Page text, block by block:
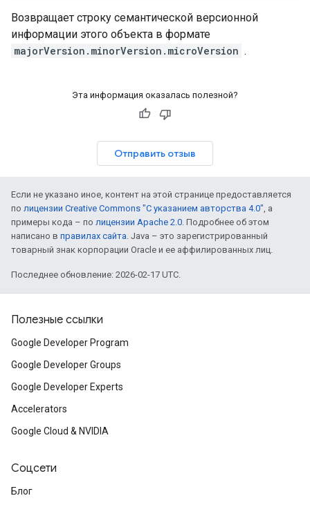
Возвращает строку семантической версионной
информации этого объекта в формате
majorVersion.minorVersion.microVersion .
Эта информация оказалась полезной?
Отправить отзыв
Если не указано иное, контент на этой странице предоставляется
по лицензии Creative Commons "С указанием авторства 4.0", а
примеры кода – по лицензии Apache 2.0. Подробнее об этом
написано в правилах сайта. Java – это зарегистрированный
товарный знак корпорации Oracle и ее аффилированных лиц.
Последнее обновление: 2026-02-17 UTC.
Полезные ссылки
Google Developer Program
Google Developer Groups
Google Developer Experts
Accelerators
Google Cloud & NVIDIA
Соцсети
Блог